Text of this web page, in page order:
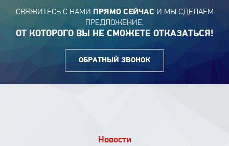
СВЯЖИТЕСЬ С НАМИ ПРЯМО СЕЙЧАС И МЫ СДЕЛАЕМ
ПРЕДЛОЖЕНИЕ,
ОТ КОТОРОГО ВЫ НЕ СМОЖЕТЕ ОТКАЗАТЬСЯ!
ОБРАТНЫЙ ЗВОНОК
Новости